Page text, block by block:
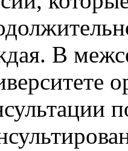
В